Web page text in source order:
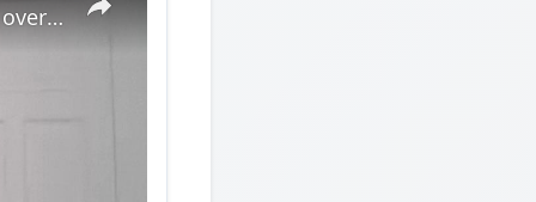
France: Scholar warns Japan's new intelligence bureau lacks oversight, signals remilitarization push.